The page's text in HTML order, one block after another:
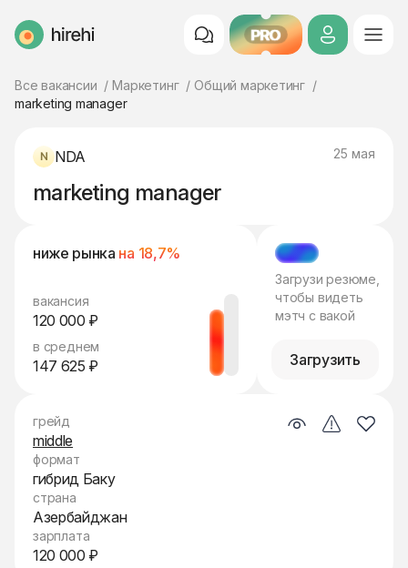
HireHi PRO
Все вакансии Маркетинг
Общий маркетинг
marketing manager
NDA 25 мая
marketing manager
ниже рынка на 18,7%
вакансия
120 000 ₽
в среднем
147 625 ₽
МЭТЧ
Загрузи резюме,
чтобы видеть
мэтч с вакой
Загрузить
грейд
middle
формат
гибрид Баку
страна
Азербайджан
зарплата
120 000 ₽